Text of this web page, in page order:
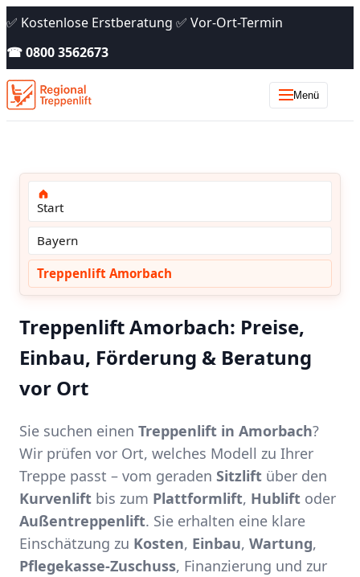
✅ Kostenlose Erstberatung ✅ Vor-Ort-Termin
☎ 0800 3562673
Menü
Start
Bayern
Treppenlift Amorbach
Treppenlift Amorbach: Preise,
Einbau, Förderung & Beratung
vor Ort
Sie suchen einen Treppenlift in Amorbach?
Wir prüfen vor Ort, welches Modell zu Ihrer
Treppe passt – vom geraden Sitzlift über den
Kurvenlift bis zum Plattformlift, Hublift oder
Außentreppenlift. Sie erhalten eine klare
Einschätzung zu Kosten, Einbau, Wartung,
Pflegekasse-Zuschuss, Finanzierung und zur